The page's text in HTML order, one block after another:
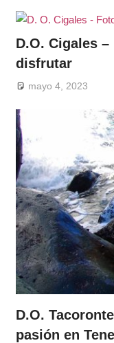
D.O. Cigales
disfrutar
mayo 4, 2023
D.O.
pasión en